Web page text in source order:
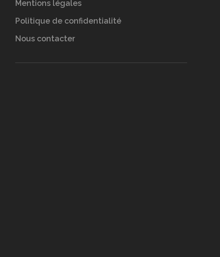
Mentions légales
Politique de confidentialité
Nous contacter